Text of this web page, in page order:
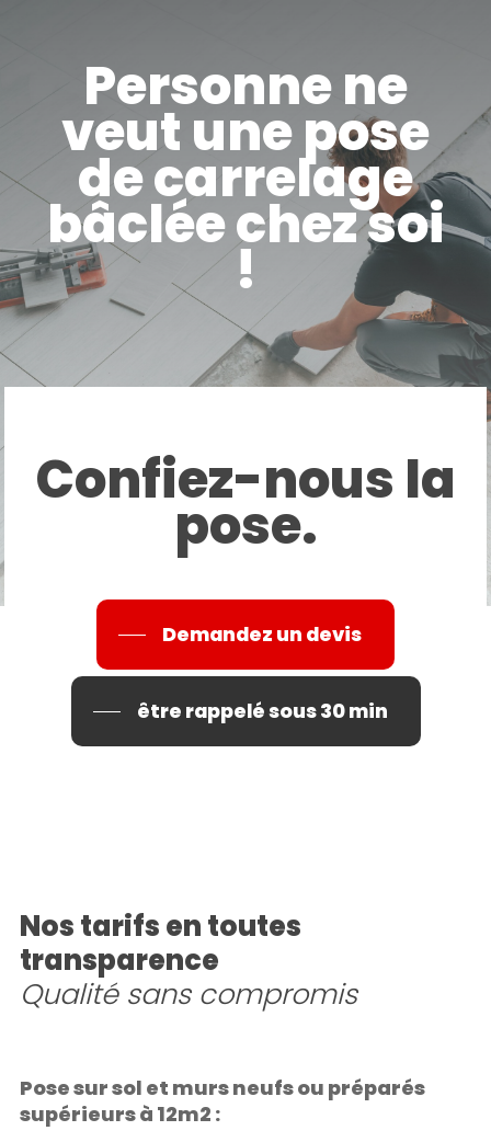
Personne ne
veut une pose
de carrelage
bâclée chez soi
!
Confiez-nous la
pose.
Demandez un devis
être rappelé sous 30 min
Nos tarifs en toutes
transparence
Qualité sans compromis
Pose sur sol et murs neufs ou préparés
supérieurs à 12m2 :